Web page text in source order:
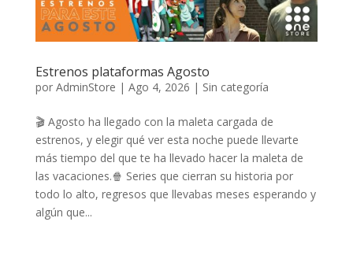
Estrenos plataformas Agosto
por AdminStore | Ago 4, 2026 | Sin categoría
🎬 Agosto ha llegado con la maleta cargada de
estrenos, y elegir qué ver esta noche puede llevarte
más tiempo del que te ha llevado hacer la maleta de
las vacaciones.🍿 Series que cierran su historia por
todo lo alto, regresos que llevabas meses esperando y
algún que...